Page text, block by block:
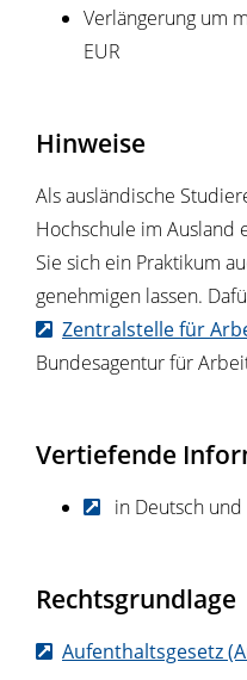
Verlängerung um
EUR
Hinweise
Als ausländische
Hochschule im Ausland
Sie sich ein Praktikum
genehmigen lassen.
Zentralstelle für
Bundesagentur für
Vertiefende
in Deutsch und
Rechtsgrundlage
Aufenthaltsgesetz